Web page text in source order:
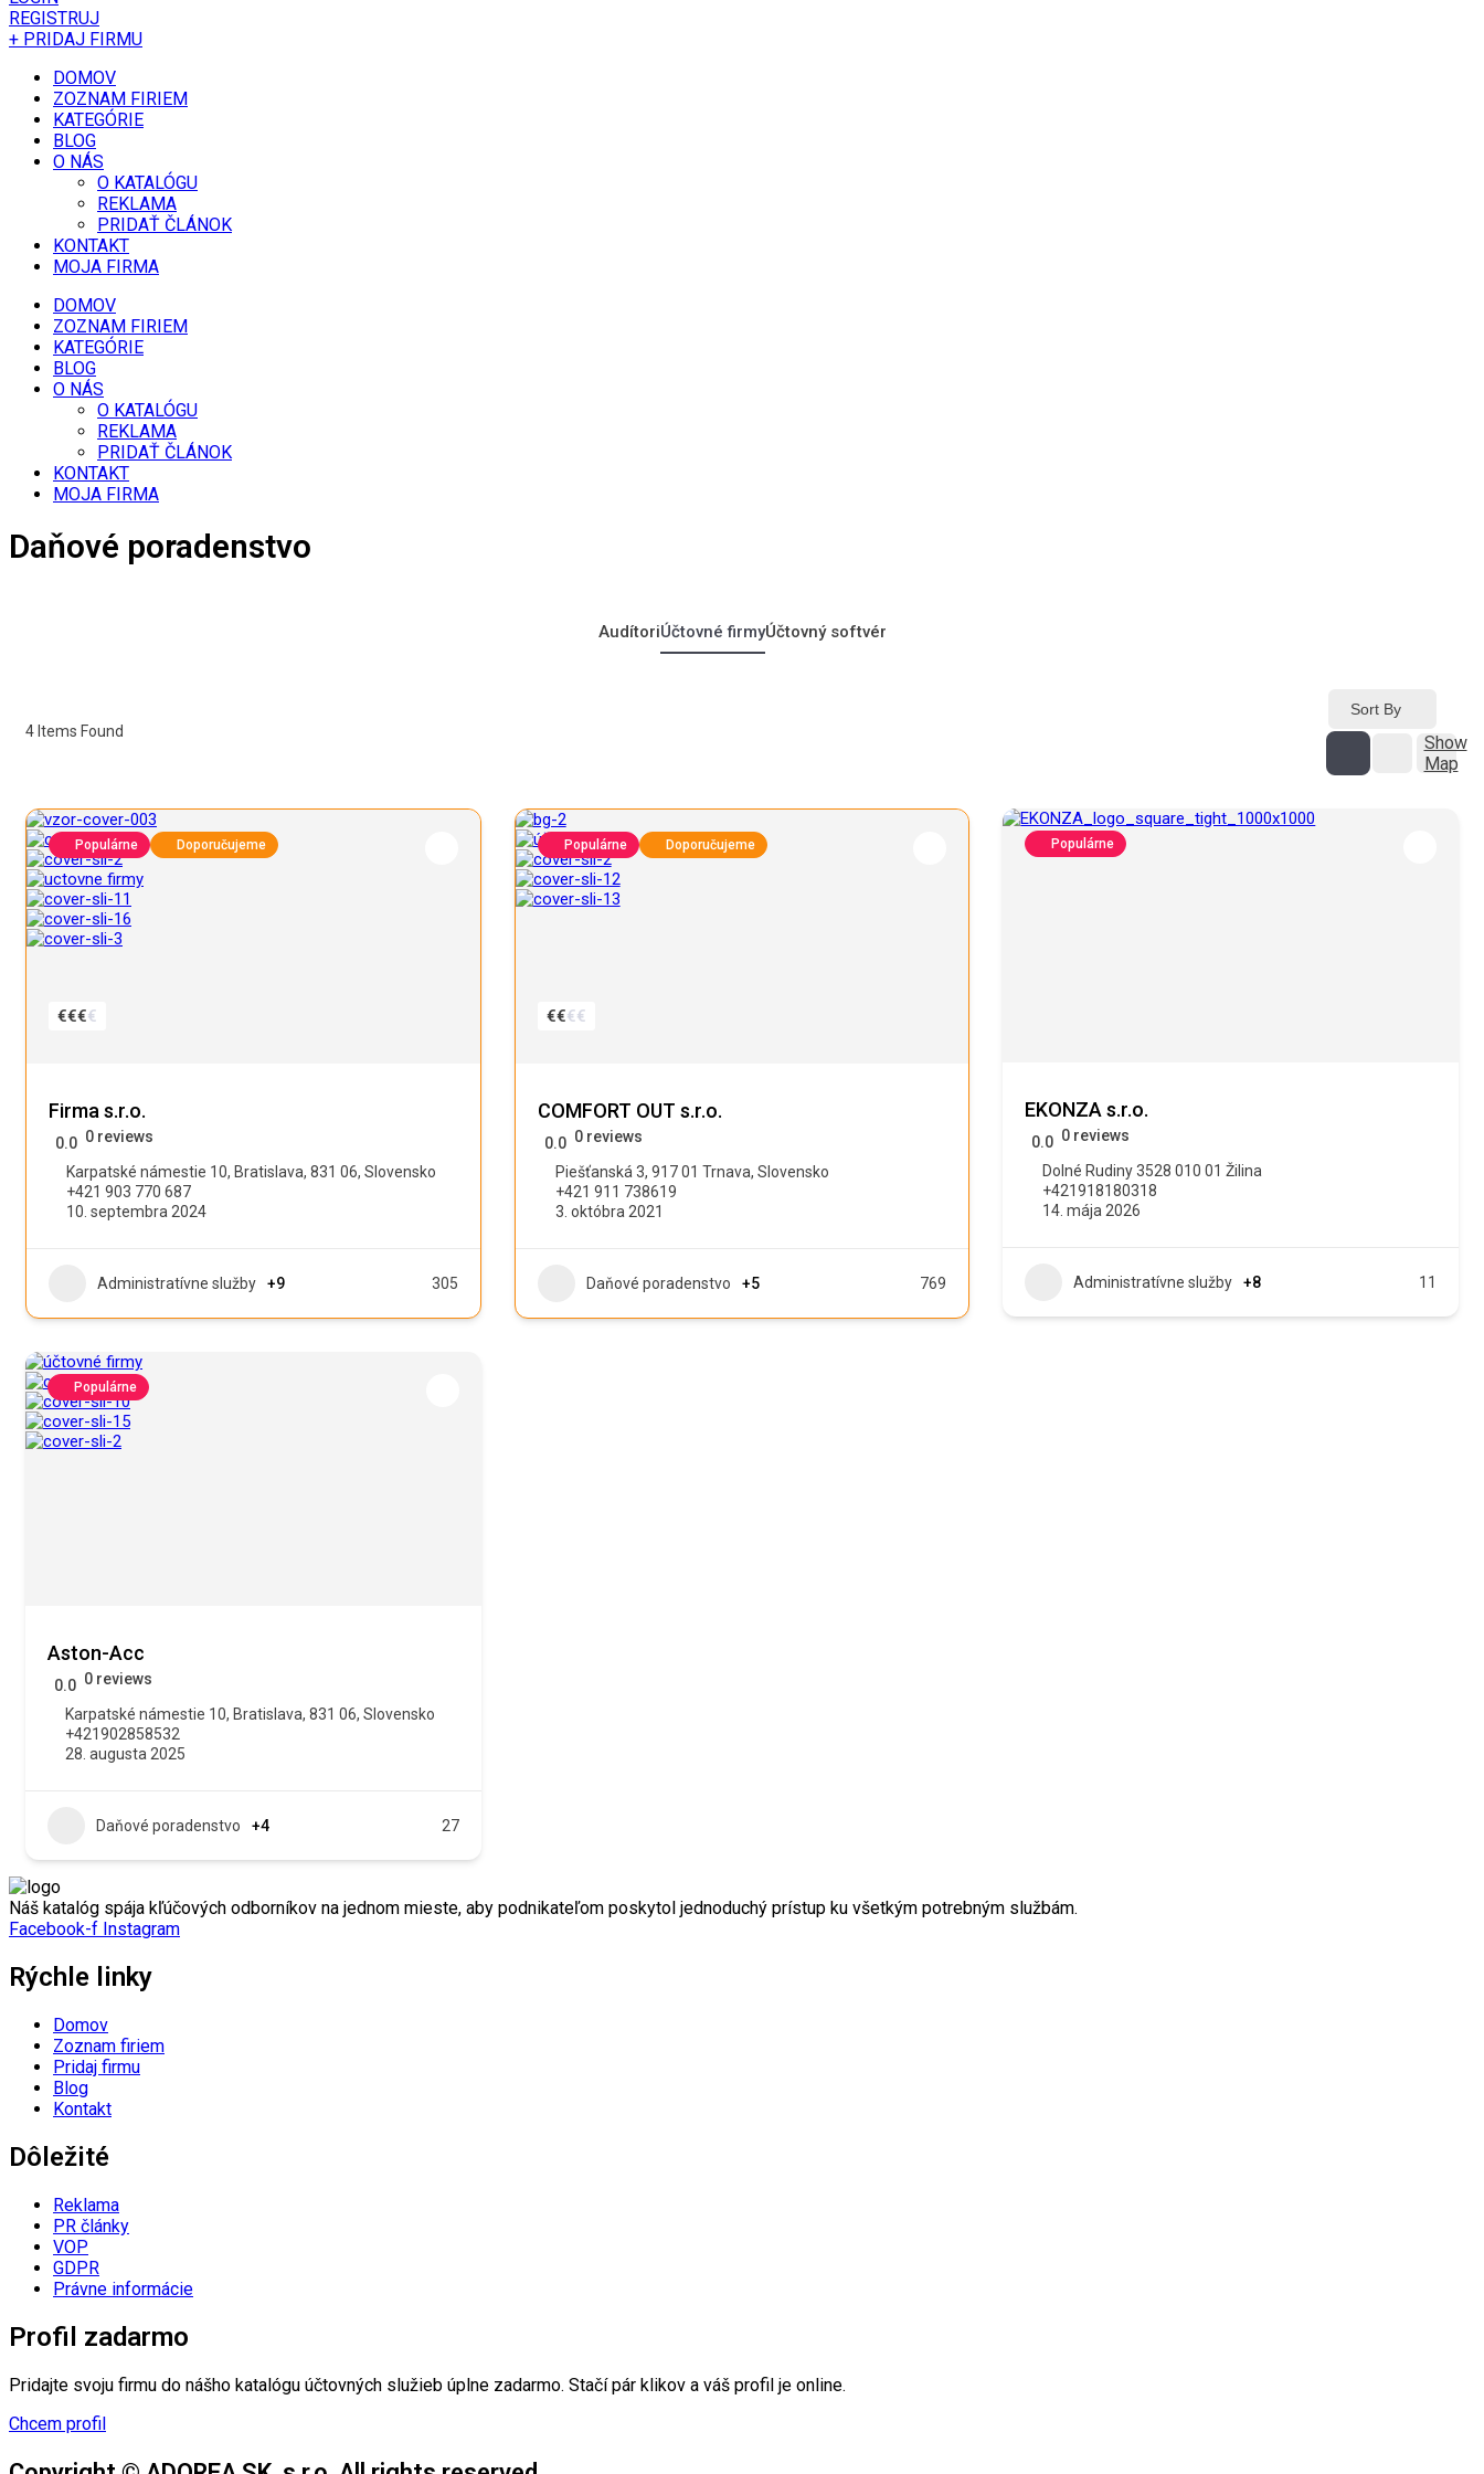
REGISTRUJ
+ PRIDAJ FIRMU
DOMOV
ZOZNAM FIRIEM
KATEGÓRIE
BLOG
O NÁS
O KATALÓGU
REKLAMA
PRIDAŤ ČLÁNOK
KONTAKT
MOJA FIRMA
DOMOV
ZOZNAM FIRIEM
KATEGÓRIE
BLOG
O NÁS
O KATALÓGU
REKLAMA
PRIDAŤ ČLÁNOK
KONTAKT
MOJA FIRMA
Daňové poradenstvo
AudítoriÚčtovné firmyÚčtovný softvér
4 Items Found
Sort By
Show
Map
Populárne Doporučujeme
€€€€
Firma s.r.o.
0.0 0 reviews
Karpatské námestie 10, Bratislava, 831 06, Slovensko
+421 903 770 687
10. septembra 2024
Administratívne služby +9 305
Populárne Doporučujeme
€€€€
COMFORT OUT s.r.o.
0.0 0 reviews
Piešťanská 3, 917 01 Trnava, Slovensko
+421 911 738619
3. októbra 2021
Daňové poradenstvo +5 769
Populárne
EKONZA s.r.o.
0.0 0 reviews
Dolné Rudiny 3528 010 01 Žilina
+421918180318
14. mája 2026
Administratívne služby +8 11
Populárne
Aston-Acc
0.0 0 reviews
Karpatské námestie 10, Bratislava, 831 06, Slovensko
+421902858532
28. augusta 2025
Daňové poradenstvo +4 27
Náš katalóg spája kľúčových odborníkov na jednom mieste, aby podnikateľom poskytol jednoduchý prístup ku všetkým potrebným službám.
Facebook-f Instagram
Rýchle linky
Domov
Zoznam firiem
Pridaj firmu
Blog
Kontakt
Dôležité
Reklama
PR články
VOP
GDPR
Právne informácie
Profil zadarmo
Pridajte svoju firmu do nášho katalógu účtovných služieb úplne zadarmo. Stačí pár klikov a váš profil je online.
Chcem profil